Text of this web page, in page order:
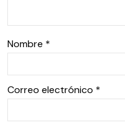
Nombre *
Correo electrónico *